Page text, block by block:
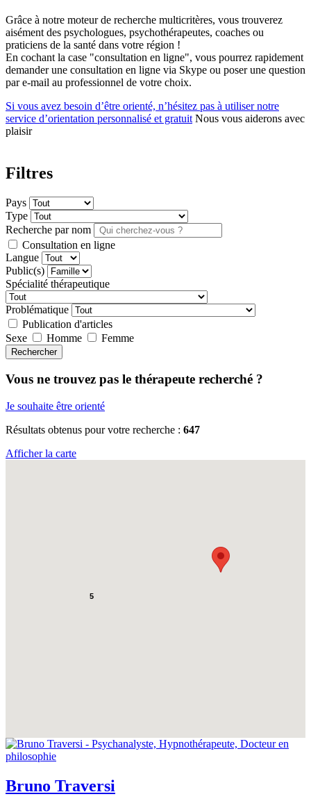
Grâce à notre moteur de recherche multicritères, vous trouverez
aisément des psychologues, psychothérapeutes, coaches ou
praticiens de la santé dans votre région !
En cochant la case "consultation en ligne", vous pourrez rapidement
demander une consultation en ligne via Skype ou poser une question
par e-mail au professionnel de votre choix.
Si vous avez besoin d’être orienté, n’hésitez pas à utiliser notre
service d’orientation personnalisé et gratuit Nous vous aiderons avec
plaisir
Filtres
Pays
Type
Recherche par nom
Consultation en ligne
Langue
Public(s)
Spécialité thérapeutique
Problématique
Publication d'articles
Sexe
Homme Femme
Rechercher
Vous ne trouvez pas le thérapeute recherché ?
Je souhaite être orienté
Résultats obtenus pour votre recherche : 647
Afficher la carte
5
Bruno Traversi